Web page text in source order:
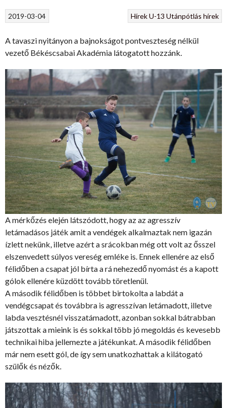
HírekU-13 Utánpótlás hírek
2019-03-04
A tavaszi nyitányon a bajnokságot pontveszteség nélkül
vezető Békéscsabai Akadémia látogatott hozzánk.
A mérkőzés elején látszódott, hogy az az agresszív
letámadásos játék amit a vendégek alkalmaztak nem igazán
ízlett nekünk, illetve azért a srácokban még ott volt az ősszel
elszenvedett súlyos vereség emléke is. Ennek ellenére az első
félidőben a csapat jól bírta a rá nehezedő nyomást és a kapott
gólok ellenére küzdött tovább töretlenül.
A második félidőben is többet birtokolta a labdát a
vendégcsapat és továbbra is agresszívan letámadott, illetve
labda vesztésnél visszatámadott, azonban sokkal bátrabban
játszottak a mieink is és sokkal több jó megoldás és kevesebb
technikai hiba jellemezte a játékunkat. A második félidőben
már nem esett gól, de így sem unatkozhattak a kilátogató
szülők és nézők.